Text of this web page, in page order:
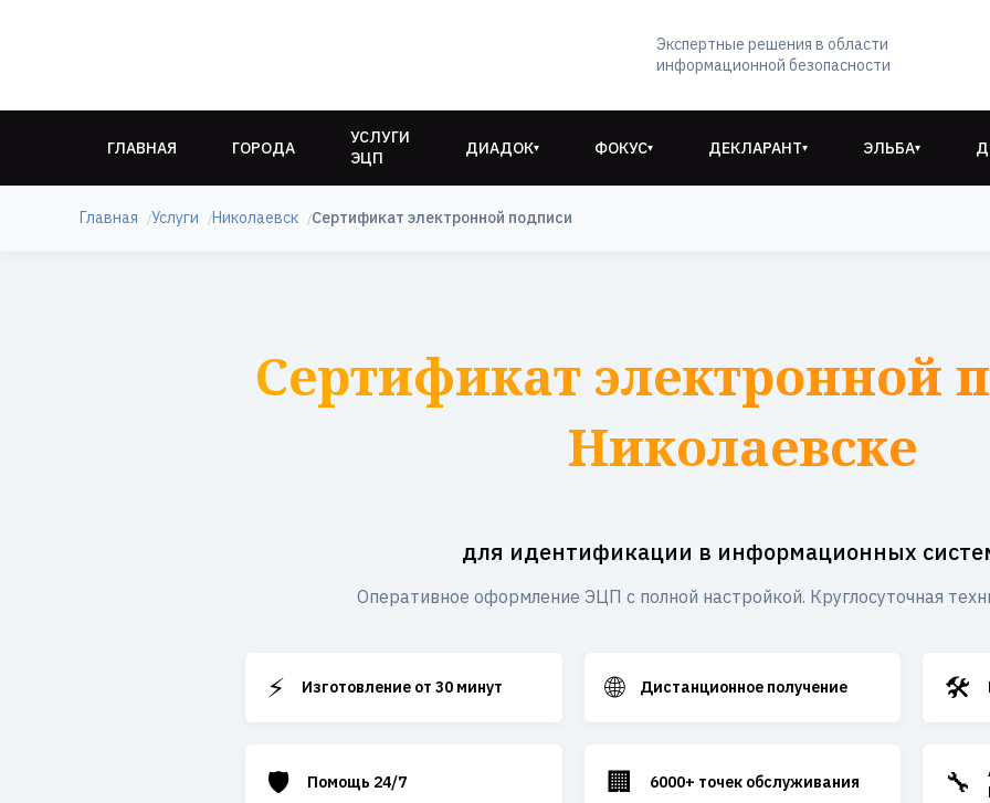
Экспертные решения в области
информационной безопасности
ГЛАВНАЯ ГОРОДА
УСЛУГИ
ЭЦП
ДИАДОК▾ ФОКУС▾ ДЕКЛАРАНТ▾ ЭЛЬБА▾
Главная Услуги Николаевск Сертификат электронной подписи
Сертификат электронной
Николаевске
для идентификации в информационных
Оперативное оформление ЭЦП с полной настройкой. Круглосуточная
⚡ Изготовление от 30 минут 🌐 Дистанционное получение 🛠️
🛡️ Помощь 24/7 🏢 6000+ точек обслуживания 🔧